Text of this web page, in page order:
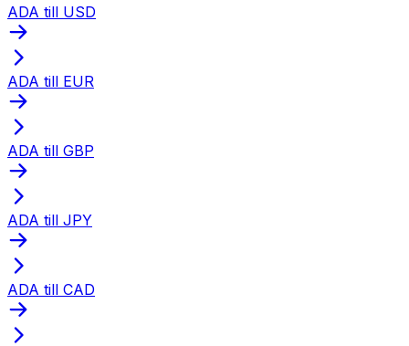
ADA till USD
ADA till EUR
ADA till GBP
ADA till JPY
ADA till CAD